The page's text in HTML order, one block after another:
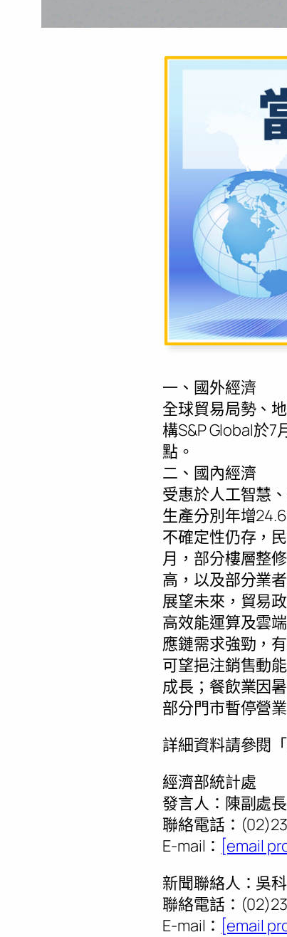
一、國外經濟
全球貿易局勢、
構S&P Global於
點。
二、國內
受惠於人工智慧
生產分別年增
不確定性仍存，
月，部分樓層整
高，以及部分業
展望未來，貿易
高效能運算及雲
應鏈需求強勁，
可望挹注銷售動
成長；餐飲業因
部分門市暫停營
詳細資料請參閱
經濟部統計處
發言人：陳副處
聯絡電話：
E-mail： [email
新聞聯絡人：吳
聯絡電話：
E-mail： [email